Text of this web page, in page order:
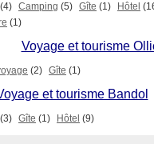
(4) Camping (5) Gîte (1) Hôtel
(1)
Voyage et tourisme
(2) Gîte (1)
et tourisme Bandol
(3) Gîte (1) Hôtel (9)